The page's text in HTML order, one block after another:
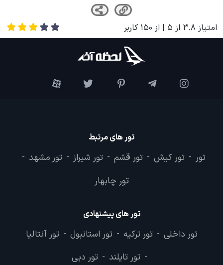
امتیاز 3.8 از 5 | از 150 کاربر
تور های مرتبط
تور - تور کیش - تور قشم - تور شیراز - تور مشهد -
تور چابهار
تور های پیشنهادی
تور داخلی - تور ترکیه - تور استانبول - تور آنتالیا
- تور تایلند - تور دبی